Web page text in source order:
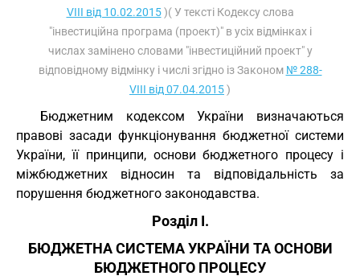
VIII від 10.02.2015)( У тексті Кодексу слова
"інвестиційна програма (проект)" в усіх відмінках і
числах замінено словами "інвестиційний проект" у
відповідному відмінку і числі згідно із Законом № 288-
VIII від 07.04.2015)
Бюджетним кодексом України визначаються
правові засади функціонування бюджетної системи
України, її принципи, основи бюджетного процесу і
міжбюджетних відносин та відповідальність за
порушення бюджетного законодавства.
Розділ I.
БЮДЖЕТНА СИСТЕМА УКРАЇНИ ТА ОСНОВИ
БЮДЖЕТНОГО ПРОЦЕСУ